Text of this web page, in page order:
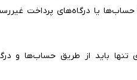
حساب‌ها یا درگاه‌های پرداخت
باید از طریق حساب‌ها و